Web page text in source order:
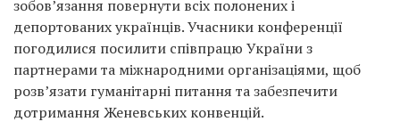
зобов’язання повернути всіх полонених і
депортованих українців. Учасники конференції
погодилися посилити співпрацю України з
партнерами та міжнародними організаціями, щоб
розв’язати гуманітарні питання та забезпечити
дотримання Женевських конвенцій.